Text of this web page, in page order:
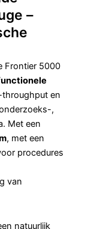
–
Frontier 5000
en
,
Met een
, met een
procedures
van
natuurlijk